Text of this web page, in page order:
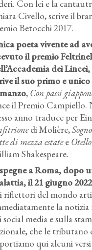
Con lei e la
Civello, scrive il
Betocchi 2017.
poeta vivente ad
il premio
dei
il suo primo e unico
, Con passi
il Premio Campiello.
anno traduce per
di Molière,
di mezza estatee Otello
Shakespeare.
a Roma, dopo
il 21 giugno 2022
riflettori del mondo
la notizia
social media e sulla
che le tributano
qui alcuni